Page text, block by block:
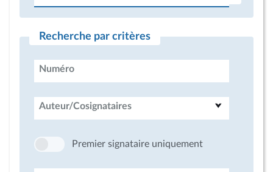
Recherche par critères
Numéro
Auteur/Cosignataires
Premier signataire uniquement